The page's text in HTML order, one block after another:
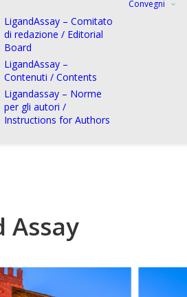
LigandAssay – Comitato
di redazione / Editorial
Board
LigandAssay –
Contenuti / Contents
Ligandassay – Norme
per gli autori /
Instructions for Authors
Convegni
Assay